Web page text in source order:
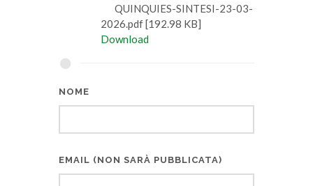
QUINQUIES-SINTESI-23-03-
2026.pdf [192.98 KB]
Download
NOME
EMAIL (NON SARÀ PUBBLICATA)